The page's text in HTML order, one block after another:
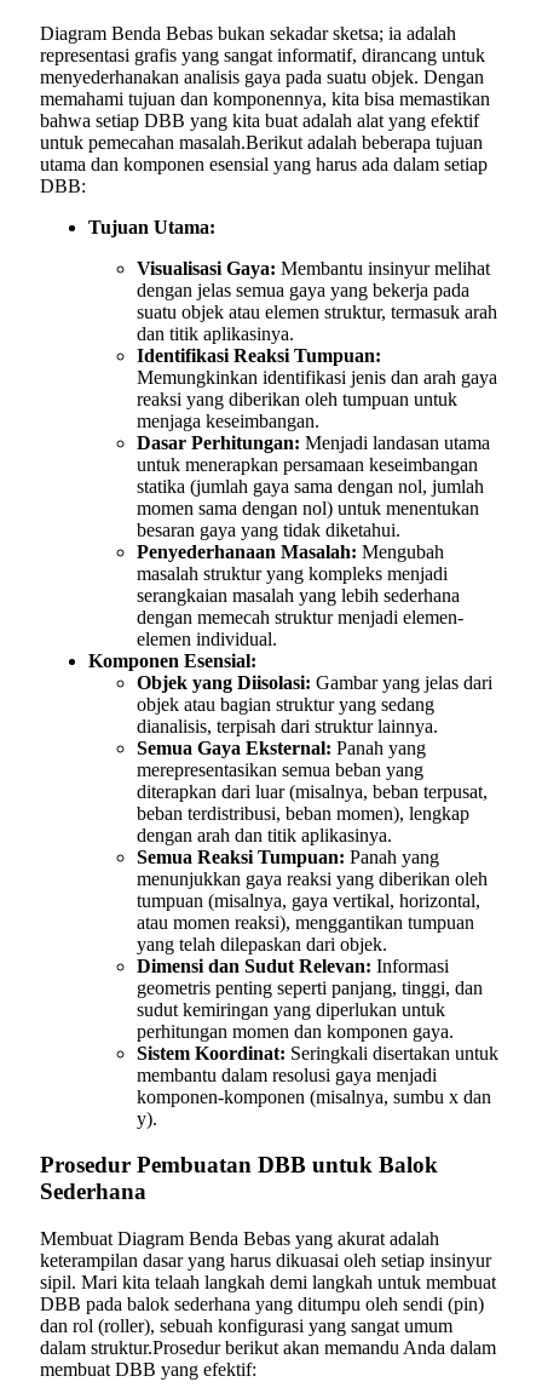
Diagram Benda Bebas bukan sekadar sketsa; ia adalah
representasi grafis yang sangat informatif, dirancang untuk
menyederhanakan analisis gaya pada suatu objek. Dengan
memahami tujuan dan komponennya, kita bisa memastikan
bahwa setiap DBB yang kita buat adalah alat yang efektif
untuk pemecahan masalah.Berikut adalah beberapa tujuan
utama dan komponen esensial yang harus ada dalam setiap
DBB:
Tujuan Utama:
Visualisasi Gaya: Membantu insinyur melihat
dengan jelas semua gaya yang bekerja pada
suatu objek atau elemen struktur, termasuk arah
dan titik aplikasinya.
Identifikasi Reaksi Tumpuan:
Memungkinkan identifikasi jenis dan arah gaya
reaksi yang diberikan oleh tumpuan untuk
menjaga keseimbangan.
Dasar Perhitungan: Menjadi landasan utama
untuk menerapkan persamaan keseimbangan
statika (jumlah gaya sama dengan nol, jumlah
momen sama dengan nol) untuk menentukan
besaran gaya yang tidak diketahui.
Penyederhanaan Masalah: Mengubah
masalah struktur yang kompleks menjadi
serangkaian masalah yang lebih sederhana
dengan memecah struktur menjadi elemen-
elemen individual.
Komponen Esensial:
Objek yang Diisolasi: Gambar yang jelas dari
objek atau bagian struktur yang sedang
dianalisis, terpisah dari struktur lainnya.
Semua Gaya Eksternal: Panah yang
merepresentasikan semua beban yang
diterapkan dari luar (misalnya, beban terpusat,
beban terdistribusi, beban momen), lengkap
dengan arah dan titik aplikasinya.
Semua Reaksi Tumpuan: Panah yang
menunjukkan gaya reaksi yang diberikan oleh
tumpuan (misalnya, gaya vertikal, horizontal,
atau momen reaksi), menggantikan tumpuan
yang telah dilepaskan dari objek.
Dimensi dan Sudut Relevan: Informasi
geometris penting seperti panjang, tinggi, dan
sudut kemiringan yang diperlukan untuk
perhitungan momen dan komponen gaya.
Sistem Koordinat: Seringkali disertakan untuk
membantu dalam resolusi gaya menjadi
komponen-komponen (misalnya, sumbu x dan
y).
Prosedur Pembuatan DBB untuk Balok
Sederhana
Membuat Diagram Benda Bebas yang akurat adalah
keterampilan dasar yang harus dikuasai oleh setiap insinyur
sipil. Mari kita telaah langkah demi langkah untuk membuat
DBB pada balok sederhana yang ditumpu oleh sendi (pin)
dan rol (roller), sebuah konfigurasi yang sangat umum
dalam struktur.Prosedur berikut akan memandu Anda dalam
membuat DBB yang efektif: